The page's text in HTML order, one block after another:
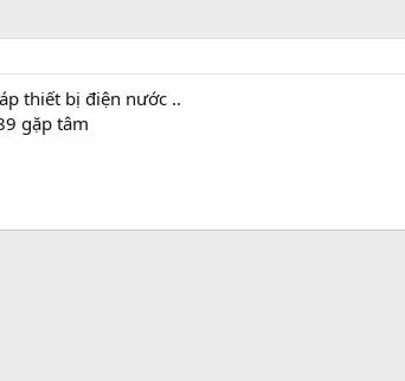
thiết bị điện nước ..
gặp tâm